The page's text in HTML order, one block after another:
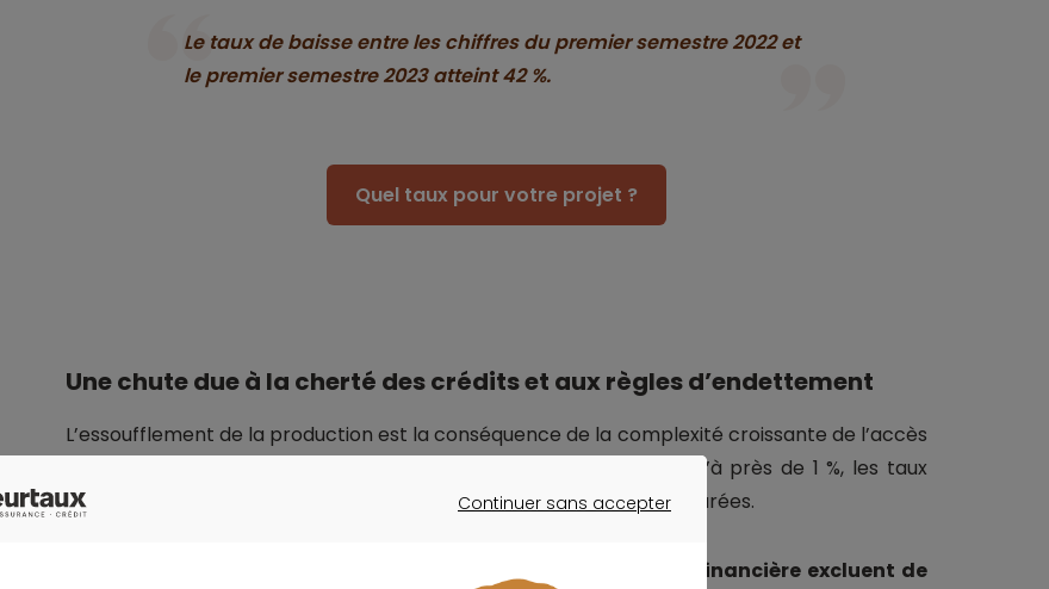
Le taux de baisse entre les chiffres du premier semestre 2022 et
le premier semestre 2023 atteint 42 %.
Quel taux pour votre projet ?
Une chute due à la cherté des crédits et aux règles d’endettement
L’essoufflement de la production est la conséquence de la complexité croissante de l’accès
au marché immobilier. En effet, après des années de baisse jusqu’à près de 1 %, les taux
d’intérêt remontent très rapidement depuis 18 mois sur toutes les durées.
les règles imposées par le Haut Conseil de Stabilité Financière excluent de
Continuer sans accepter